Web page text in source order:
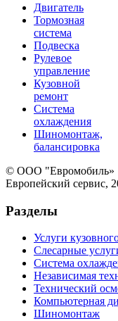
Двигатель
Тормозная
система
Подвеска
Рулевое
управление
Кузовной
ремонт
Система
охлаждения
Шиномонтаж,
балансировка
© ООО "Евромобиль»
Европейский сервис,
Разделы
Услуги
Слесарные
Система
Независимая
Технический
Компьютерная
Шиномонтаж